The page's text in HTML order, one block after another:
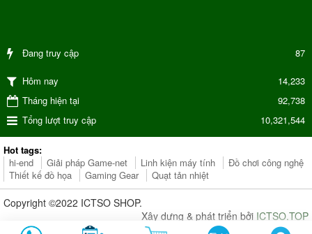
Đang truy cập 87
Hôm nay
14,233
Tháng hiện tại
92,738
Tổng lượt truy cập
10,321,544
Hot tags:
hi-end
Giải pháp Game-net Linh kiện máy tính
Đồ chơi công nghệ
Thiết kế đồ họa
Gaming Gear Quạt tản nhiệt
Copyright ©2022 ICTSO SHOP.
Xây dựng & phát triển bởi ICTSO.TOP